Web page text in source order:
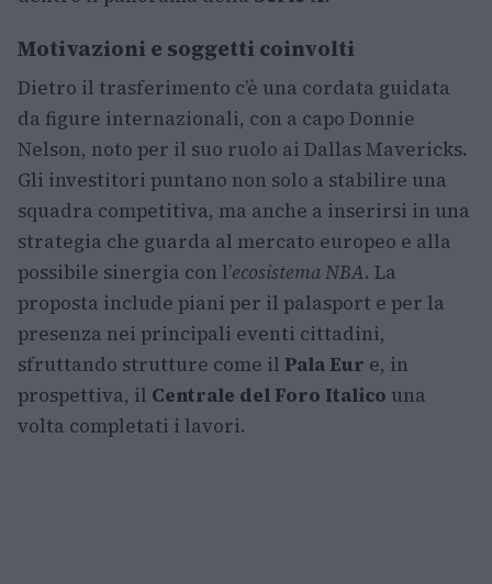
Motivazioni e soggetti coinvolti
Dietro il trasferimento c’è una cordata guidata
da figure internazionali, con a capo Donnie
Nelson, noto per il suo ruolo ai Dallas Mavericks.
Gli investitori puntano non solo a stabilire una
squadra competitiva, ma anche a inserirsi in una
strategia che guarda al mercato europeo e alla
possibile sinergia con l’ecosistema NBA. La
proposta include piani per il palasport e per la
presenza nei principali eventi cittadini,
sfruttando strutture come il Pala Eur e, in
prospettiva, il Centrale del Foro Italico una
volta completati i lavori.